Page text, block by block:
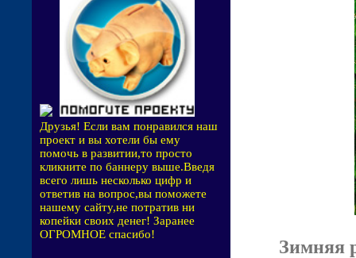
Друзья! Если вам понравился наш
проект и вы хотели бы ему
помочь в развитии,то просто
кликните по баннеру выше.Введя
всего лишь несколько цифр и
ответив на вопрос,вы поможете
нашему сайту,не потратив ни
копейки своих денег! Заранее
ОГРОМНОЕ спасибо!
Зимняя